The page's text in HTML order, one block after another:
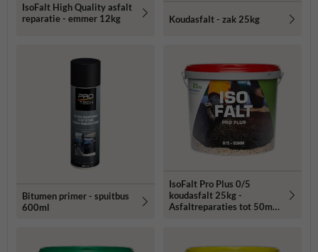
IsoFalt High Quality asfalt
reparatie - emmer 12kg
Koudasfalt - zak 25kg
Bitumen primer - spuitbus
600ml
IsoFalt Pro Plus 0/5
koudasfalt 25kg -
Asfaltreparaties tot 50mm